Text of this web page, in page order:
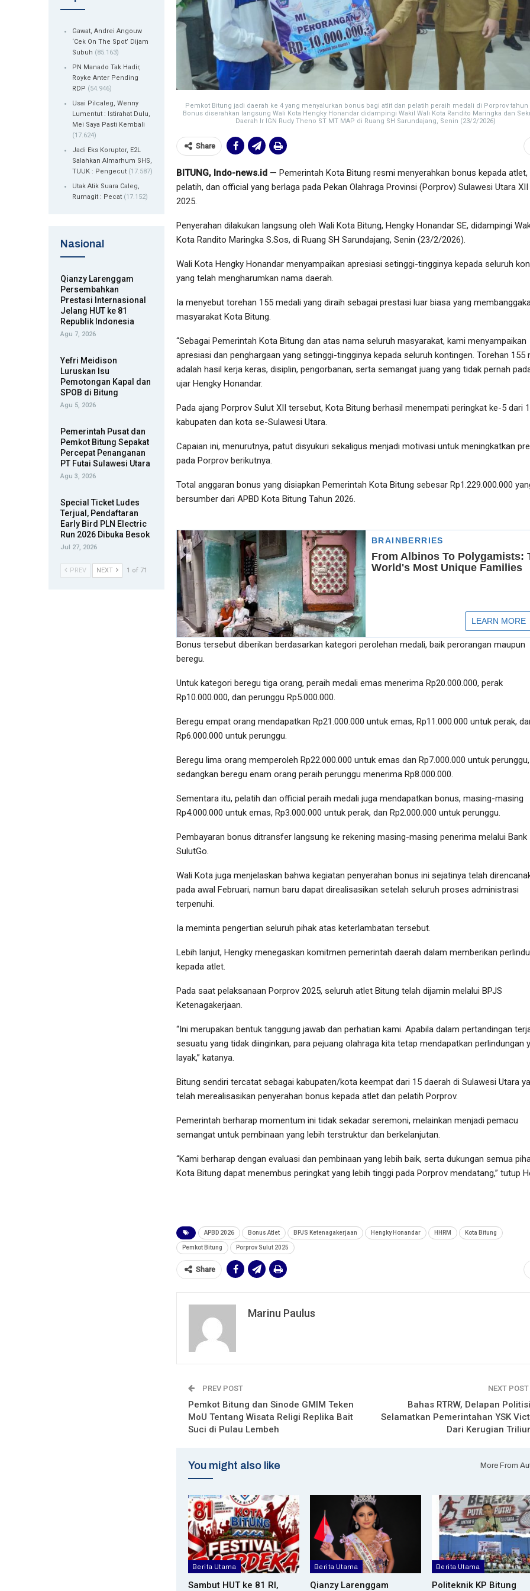
Pemkot Bitung jadi daerah ke 4 yang menyalurkan bonus bagi atlit dan pelatih peraih medali di Porprov tahun
Bonus diserahkan langsung Wali Kota Hengky Honandar didampingi Wakil Wali Kota Randito Maringka dan
Daerah Ir IGN Rudy Theno ST MT MAP di Ruang SH Sarundajang, Senin (23/2/2026)
Share
BITUNG, Indo-news.id — Pemerintah Kota Bitung resmi menyerahkan bonus kepada atlet,
pelatih, dan official yang berlaga pada Pekan Olahraga Provinsi (Porprov) Sulawesi Utara
2025.
Penyerahan dilakukan langsung oleh Wali Kota Bitung, Hengky Honandar SE, didampingi
Kota Randito Maringka S.Sos, di Ruang SH Sarundajang, Senin (23/2/2026).
Wali Kota Hengky Honandar menyampaikan apresiasi setinggi-tingginya kepada seluruh
yang telah mengharumkan nama daerah.
Ia menyebut torehan 155 medali yang diraih sebagai prestasi luar biasa yang
masyarakat Kota Bitung.
“Sebagai Pemerintah Kota Bitung dan atas nama seluruh masyarakat, kami menyampaikan
apresiasi dan penghargaan yang setinggi-tingginya kepada seluruh kontingen. Torehan 155
adalah hasil kerja keras, disiplin, pengorbanan, serta semangat juang yang tidak pernah
ujar Hengky Honandar.
Pada ajang Porprov Sulut XII tersebut, Kota Bitung berhasil menempati peringkat ke-5 dari
kabupaten dan kota se-Sulawesi Utara.
Capaian ini, menurutnya, patut disyukuri sekaligus menjadi motivasi untuk meningkatkan
pada Porprov berikutnya.
Total anggaran bonus yang disiapkan Pemerintah Kota Bitung sebesar Rp1.229.000.000
bersumber dari APBD Kota Bitung Tahun 2026.
Bonus tersebut diberikan berdasarkan kategori perolehan medali, baik perorangan maupun
beregu.
Untuk kategori beregu tiga orang, peraih medali emas menerima Rp20.000.000, perak
Rp10.000.000, dan perunggu Rp5.000.000.
Beregu empat orang mendapatkan Rp21.000.000 untuk emas, Rp11.000.000 untuk perak,
Rp6.000.000 untuk perunggu.
Beregu lima orang memperoleh Rp22.000.000 untuk emas dan Rp7.000.000 untuk perunggu,
sedangkan beregu enam orang peraih perunggu menerima Rp8.000.000.
Sementara itu, pelatih dan official peraih medali juga mendapatkan bonus, masing-masing
Rp4.000.000 untuk emas, Rp3.000.000 untuk perak, dan Rp2.000.000 untuk perunggu.
Pembayaran bonus ditransfer langsung ke rekening masing-masing penerima melalui Bank
SulutGo.
Wali Kota juga menjelaskan bahwa kegiatan penyerahan bonus ini sejatinya telah
pada awal Februari, namun baru dapat direalisasikan setelah seluruh proses administrasi
terpenuhi.
Ia meminta pengertian seluruh pihak atas keterlambatan tersebut.
Lebih lanjut, Hengky menegaskan komitmen pemerintah daerah dalam memberikan
kepada atlet.
Pada saat pelaksanaan Porprov 2025, seluruh atlet Bitung telah dijamin melalui BPJS
Ketenagakerjaan.
“Ini merupakan bentuk tanggung jawab dan perhatian kami. Apabila dalam pertandingan
sesuatu yang tidak diinginkan, para pejuang olahraga kita tetap mendapatkan perlindungan
layak,” katanya.
Bitung sendiri tercatat sebagai kabupaten/kota keempat dari 15 daerah di Sulawesi Utara
telah merealisasikan penyerahan bonus kepada atlet dan pelatih Porprov.
Pemerintah berharap momentum ini tidak sekadar seremoni, melainkan menjadi pemacu
semangat untuk pembinaan yang lebih terstruktur dan berkelanjutan.
“Kami berharap dengan evaluasi dan pembinaan yang lebih baik, serta dukungan semua
Kota Bitung dapat menembus peringkat yang lebih tinggi pada Porprov mendatang,” tutup
APBD 2026 Bonus Atlet BPJS Ketenagakerjaan Hengky Honandar HHRM Kota Bitung
Pemkot Bitung Porprov Sulut 2025
Share
Marinu Paulus
PREV POST
Pemkot Bitung dan Sinode GMIM Teken
MoU Tentang Wisata Religi Replika Bait
Suci di Pulau Lembeh
NEXT POST
Bahas RTRW, Delapan
Selamatkan Pemerintahan YSK
Dari Kerugian
You might also like More From
Berita Utama
Sambut HUT ke 81 RI,
Berita Utama
Qianzy Larenggam
Berita Utama
Politeknik KP Bitung
Gawat, Andrei Angouw
‘Cek On The Spot’ Dijam
Subuh (85.163)
PN Manado Tak Hadir,
Royke Anter Pending
RDP (54.946)
Usai Pilcaleg, Wenny
Lumentut : Istirahat Dulu,
Mei Saya Pasti Kembali
(17.624)
Jadi Eks Koruptor, E2L
Salahkan Almarhum SHS,
TUUK : Pengecut (17.587)
Utak Atik Suara Caleg,
Rumagit : Pecat (17.152)
Nasional
Qianzy Larenggam
Persembahkan
Prestasi Internasional
Jelang HUT ke 81
Republik Indonesia
Agu 7, 2026
Yefri Meidison
Luruskan Isu
Pemotongan Kapal dan
SPOB di Bitung
Agu 5, 2026
Pemerintah Pusat dan
Pemkot Bitung Sepakat
Percepat Penanganan
PT Futai Sulawesi Utara
Agu 3, 2026
Special Ticket Ludes
Terjual, Pendaftaran
Early Bird PLN Electric
Run 2026 Dibuka Besok
Jul 27, 2026
PREV NEXT 1 of 71